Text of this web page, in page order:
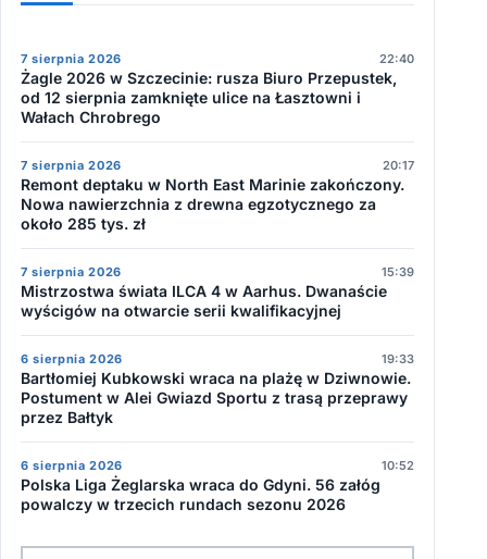
7 sierpnia 2026 22:40
Żagle 2026 w Szczecinie: rusza Biuro Przepustek,
od 12 sierpnia zamknięte ulice na Łasztowni i
Wałach Chrobrego
7 sierpnia 2026 20:17
Remont deptaku w North East Marinie zakończony.
Nowa nawierzchnia z drewna egzotycznego za
około 285 tys. zł
7 sierpnia 2026 15:39
Mistrzostwa świata ILCA 4 w Aarhus. Dwanaście
wyścigów na otwarcie serii kwalifikacyjnej
6 sierpnia 2026 19:33
Bartłomiej Kubkowski wraca na plażę w Dziwnowie.
Postument w Alei Gwiazd Sportu z trasą przeprawy
przez Bałtyk
6 sierpnia 2026 10:52
Polska Liga Żeglarska wraca do Gdyni. 56 załóg
powalczy w trzecich rundach sezonu 2026